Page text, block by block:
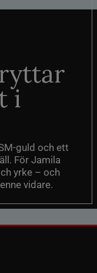
i
guld och ett
För Jamila
yrke – och
vidare.